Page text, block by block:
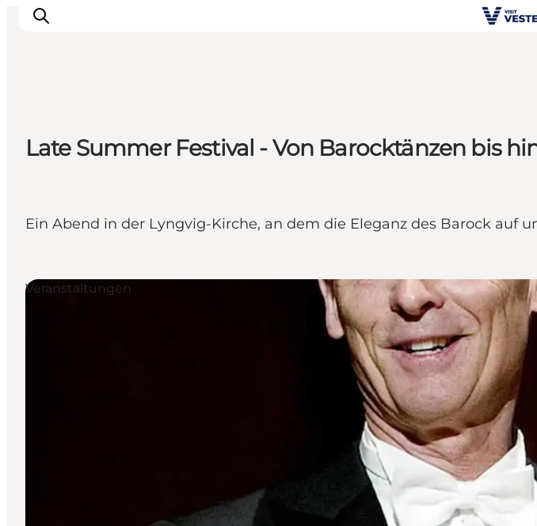
Events
Erlebnisse
Tickets kaufen
Late Summer Festival - Von Barocktänzen bis
Ein Abend in der Lyngvig-Kirche, an dem die Eleganz des Barock auf
Veranstaltungen